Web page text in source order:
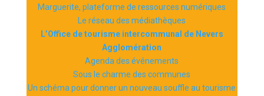
Marguerite, plateforme de ressources numériques
Le réseau des médiathèques
L’Office de tourisme intercommunal de Nevers
Agglomération
Agenda des événements
Sous le charme des communes
Un schéma pour donner un nouveau souffle au tourisme